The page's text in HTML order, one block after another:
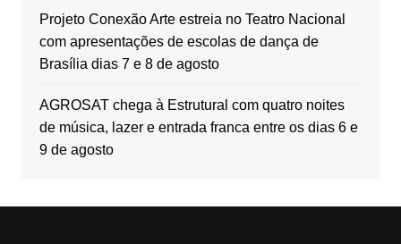
Projeto Conexão Arte estreia no Teatro Nacional
com apresentações de escolas de dança de
Brasília dias 7 e 8 de agosto
AGROSAT chega à Estrutural com quatro noites
de música, lazer e entrada franca entre os dias 6 e
9 de agosto